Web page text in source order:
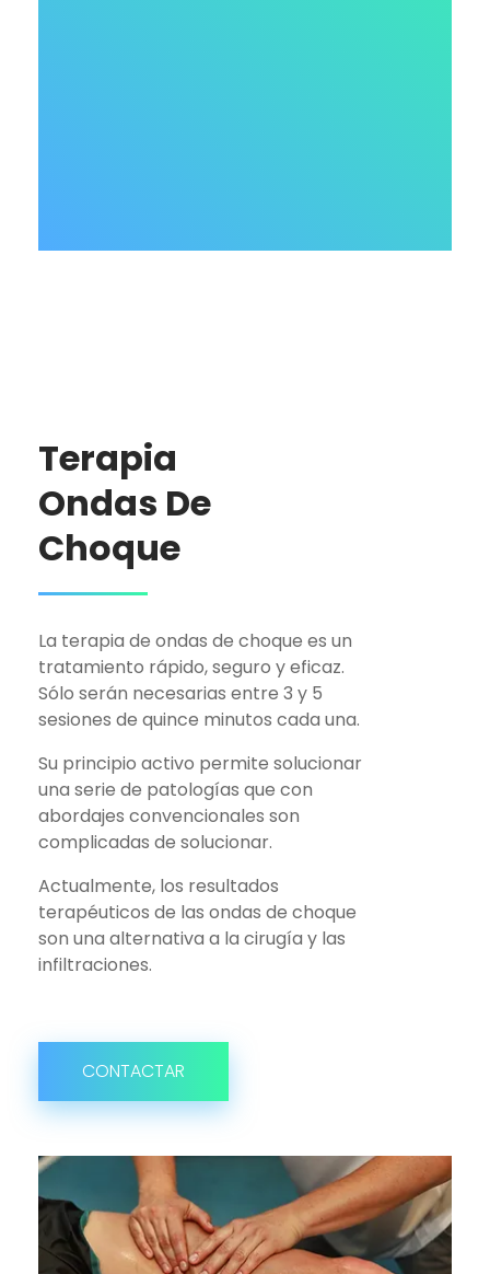
Terapia
Ondas De
Choque
La terapia de ondas de choque es un
tratamiento rápido, seguro y eficaz.
Sólo serán necesarias entre 3 y 5
sesiones de quince minutos cada una.
Su principio activo permite solucionar
una serie de patologías que con
abordajes convencionales son
complicadas de solucionar.
Actualmente, los resultados
terapéuticos de las ondas de choque
son una alternativa a la cirugía y las
infiltraciones.
CONTACTAR